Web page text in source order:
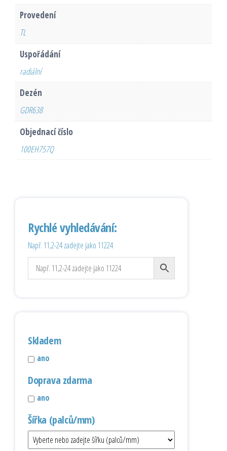
Provedení
TL
Uspořádání
radiální
Dezén
GDR638
Objednací číslo
100EH757Q
Rychlé vyhledávání:
Např. 11,2-24 zadejte jako 11224
Skladem
ano
Doprava zdarma
ano
Šířka (palců/mm)